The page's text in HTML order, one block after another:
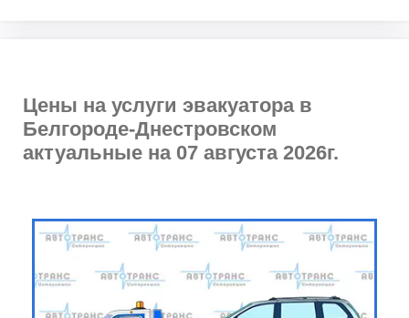
Цены на услуги эвакуатора в
Белгороде-Днестровском
актуальные на 07 августа 2026г.